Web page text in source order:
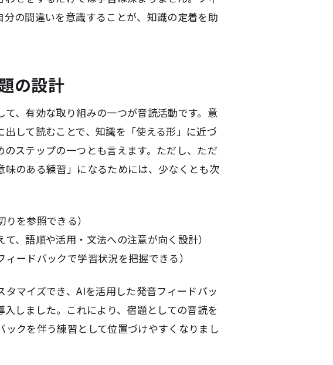
の間違いを意識することが、知識の定着を助
の設計
て、有効な取り組みの一つが音読活動です。意
して読むことで、知識を「使える形」に近づ
ステップの一つとも言えます。ただし、ただ
のある練習」になるためには、少なくとも次
を参照できる）
、語順や活用・文法への注意が向く設計）
ードバックで学習状況を把握できる）
マイズでき、AIを活用した発音フィードバッ
しました。これにより、宿題としての音読を
ックを伴う練習として位置づけやすくなりまし